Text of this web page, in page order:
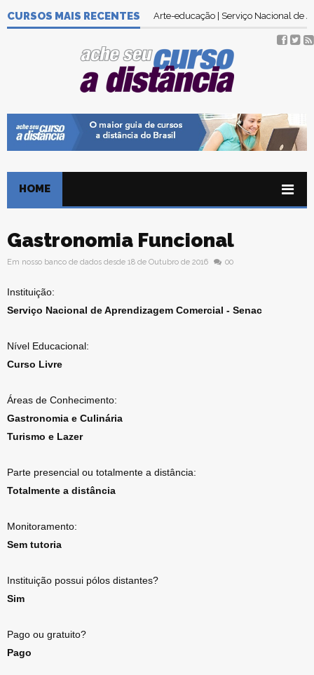
CURSOS MAIS RECENTES Arte-educação | Serviço Nacional de
HOME
Gastronomia Funcional
Em nosso banco de dados desde 18 de Outubro de 2016 00
Instituição:
Serviço Nacional de Aprendizagem Comercial - Senac
Nível Educacional:
Curso Livre
Áreas de Conhecimento:
Gastronomia e Culinária
Turismo e Lazer
Parte presencial ou totalmente a distância:
Totalmente a distância
Monitoramento:
Sem tutoria
Instituição possui pólos distantes?
Sim
Pago ou gratuito?
Pago